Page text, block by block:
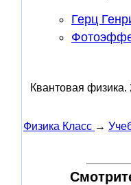
Герц
Квантовая физика.
Физика Класс →